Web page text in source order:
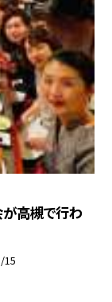
高槻で行わ
15